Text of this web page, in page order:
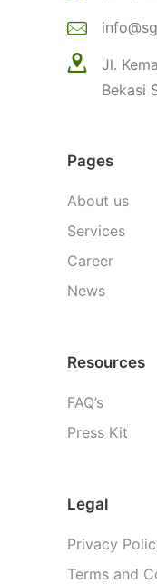
Jl.
Bekasi
Pages
About us
Services
Career
News
Resources
FAQ’s
Press Kit
Legal
Privacy
Terms and